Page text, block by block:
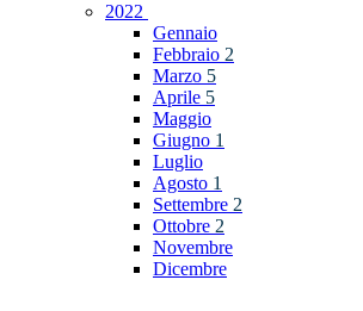
2022
Gennaio
Febbraio 2
Marzo 5
Aprile 5
Maggio
Giugno 1
Luglio
Agosto 1
Settembre 2
Ottobre 2
Novembre
Dicembre